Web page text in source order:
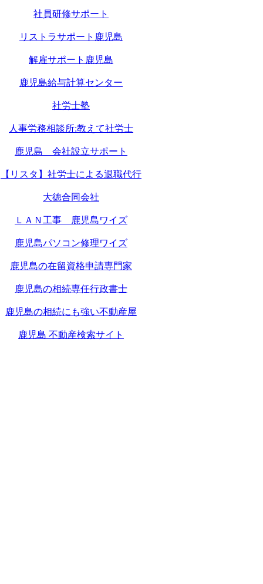
社員研修サポート
リストラサポート鹿児島
解雇サポート鹿児島
鹿児島給与計算センター
社労士塾
人事労務相談所:教えて社労士
鹿児島 会社設立サポート
【リスタ】社労士による退職代行
大徳合同会社
ＬＡＮ工事 鹿児島ワイズ
鹿児島パソコン修理ワイズ
鹿児島の在留資格申請専門家
鹿児島の相続専任行政書士
鹿児島の相続にも強い不動産屋
鹿児島 不動産検索サイト